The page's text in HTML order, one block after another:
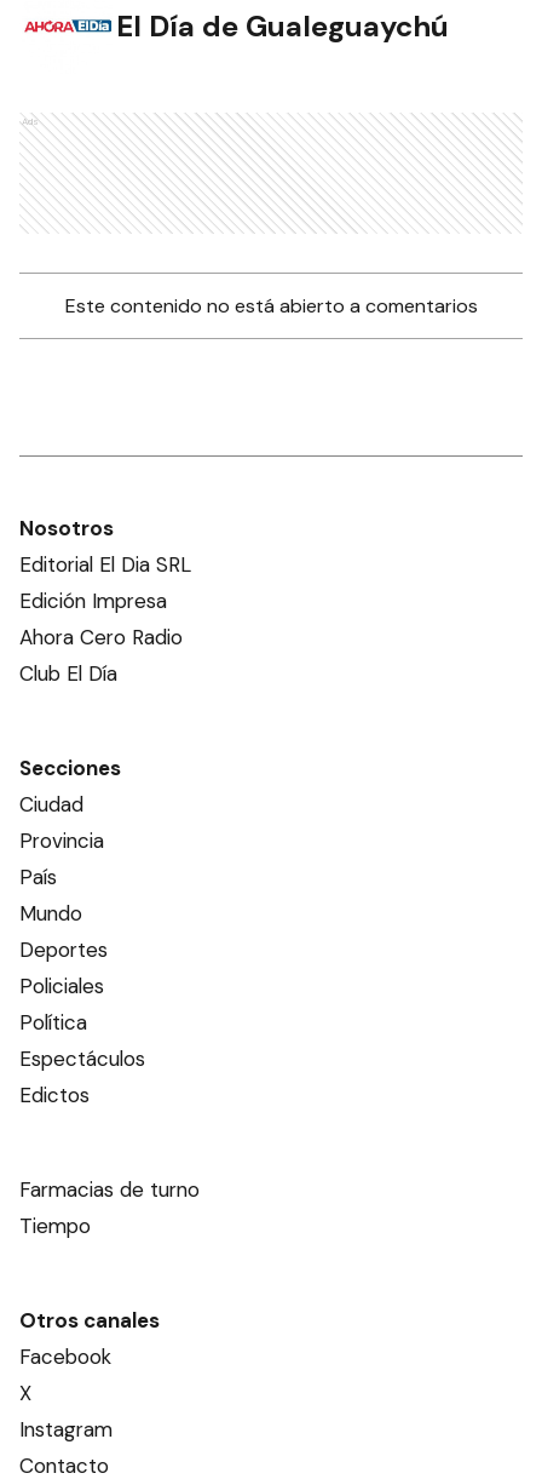
El Día de Gualeguaychú
Ads
Este contenido no está abierto a comentarios
Nosotros
Editorial El Dia SRL
Edición Impresa
Ahora Cero Radio
Club El Día
Secciones
Ciudad
Provincia
País
Mundo
Deportes
Policiales
Política
Espectáculos
Edictos
Farmacias de turno
Tiempo
Otros canales
Facebook
X
Instagram
Contacto